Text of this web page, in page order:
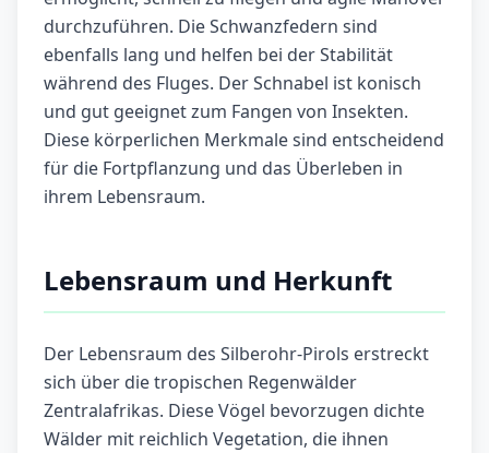
durchzuführen. Die Schwanzfedern sind
ebenfalls lang und helfen bei der Stabilität
während des Fluges. Der Schnabel ist konisch
und gut geeignet zum Fangen von Insekten.
Diese körperlichen Merkmale sind entscheidend
für die Fortpflanzung und das Überleben in
ihrem Lebensraum.
Lebensraum und Herkunft
Der Lebensraum des Silberohr-Pirols erstreckt
sich über die tropischen Regenwälder
Zentralafrikas. Diese Vögel bevorzugen dichte
Wälder mit reichlich Vegetation, die ihnen